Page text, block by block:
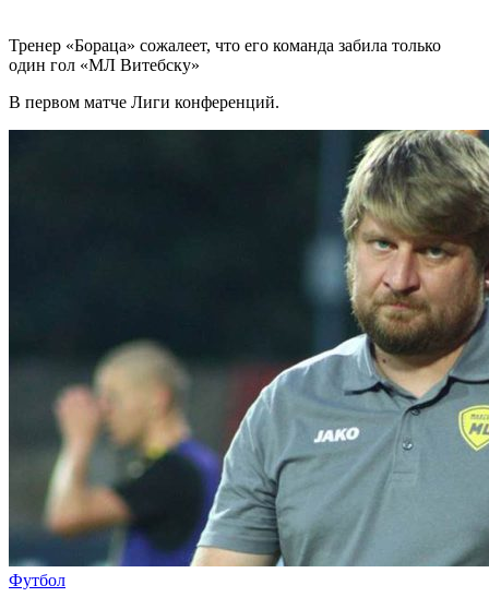
Тренер «Бораца» сожалеет, что его команда забила только
один гол «МЛ Витебску»
В первом матче Лиги конференций.
Футбол